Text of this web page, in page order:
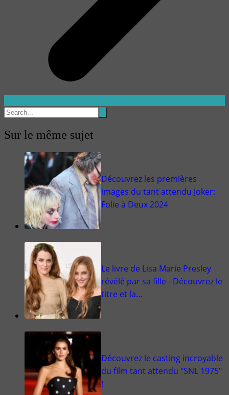
Sur le même sujet
Découvrez les premières
images du tant attendu Joker:
Folie à Deux 2024
Le livre de Lisa Marie Presley
révélé par sa fille - Découvrez le
titre et la…
Découvrez le casting incroyable
du film tant attendu "SNL 1975"
!